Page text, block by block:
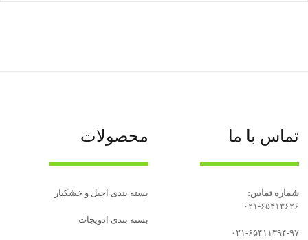
تماس با ما
شماره تماس:
۰۲۱-۶۵۴۱۳۶۲۶
۰۲۱-۶۵۴۱۱۳۹۴-۹۷
محصولات
بسته بندی آجیل و خشکبار
بسته‌ بندی ادویجات